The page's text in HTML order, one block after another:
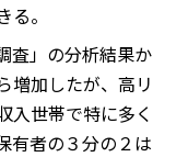
。
査」の分析結果か
増加したが、高リ
入世帯で特に多く
有者の３分の２は